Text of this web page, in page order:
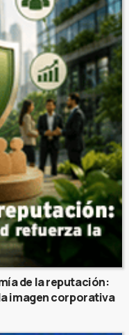
de la reputación:
imagen corporativa